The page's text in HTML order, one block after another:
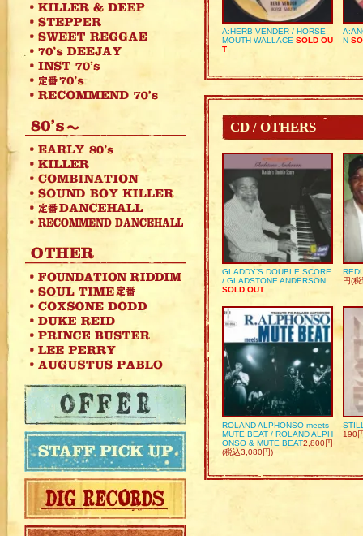
A:HERB VENDER / HORSE
MOUTH WALLACE SOLD OU
T
N
CD / OTHERS
GLADDY’S DOUBLE SCORE
/ GLADSTONE ANDERSON
SOLD OUT
円(
ROLAND ALPHONSO meets
MUTE BEAT / ROLAND ALPH
ONSO & MUTE BEAT2,800円
(税込3,080円)
190